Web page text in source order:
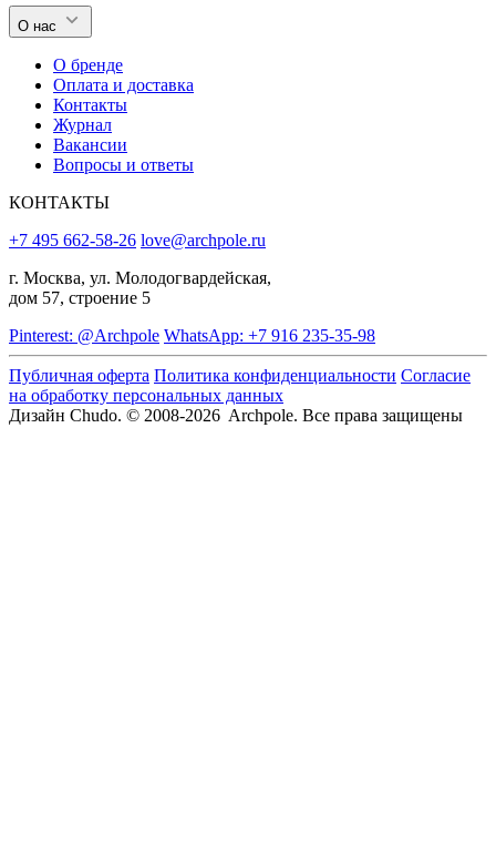
О нас
О бренде
Оплата и доставка
Контакты
Журнал
Вакансии
Вопросы и ответы
КОНТАКТЫ
+7 495 662-58-26 love@archpole.ru
г. Москва, ул. Молодогвардейская,
дом 57, строение 5
Pinterest: @Archpole WhatsApp: +7 916 235-35-98
Публичная оферта Политика конфиденциальности Согласие
на обработку персональных данных
Дизайн Chudo. © 2008-2026 Archpole. Все права защищены